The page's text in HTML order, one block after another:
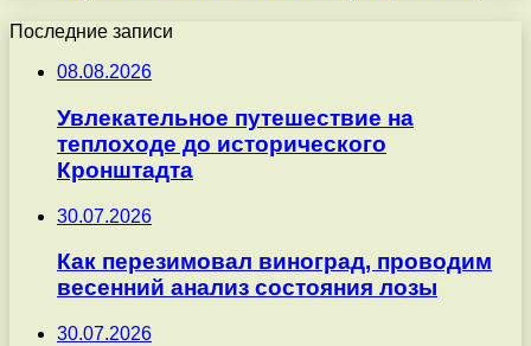
Последние записи
08.08.2026
Увлекательное путешествие на
теплоходе до исторического
Кронштадта
30.07.2026
Как перезимовал виноград, проводим
весенний анализ состояния лозы
30.07.2026